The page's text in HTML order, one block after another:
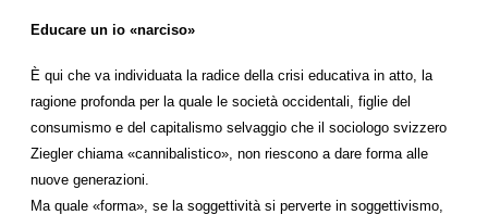
Educare un io «narciso»
È qui che va individuata la radice della crisi educativa in atto, la
ragione profonda per la quale le società occidentali, figlie del
consumismo e del capitalismo selvaggio che il sociologo svizzero
Ziegler chiama «cannibalistico», non riescono a dare forma alle
nuove generazioni.
Ma quale «forma», se la soggettività si perverte in soggettivismo,